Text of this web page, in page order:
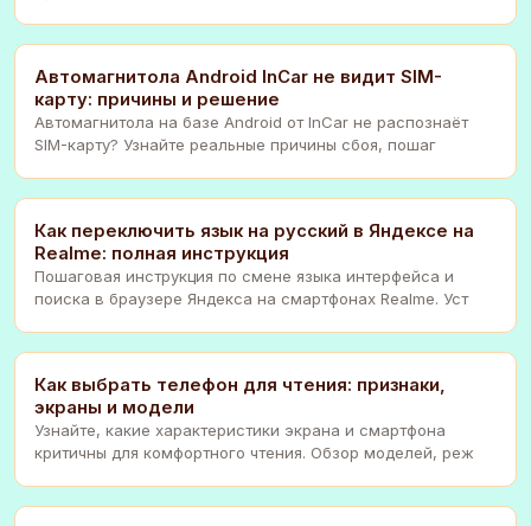
Автомагнитола Android InCar не видит SIM-
карту: причины и решение
Автомагнитола на базе Android от InCar не распознаёт
SIM-карту? Узнайте реальные причины сбоя, пошаг
Как переключить язык на русский в Яндексе на
Realme: полная инструкция
Пошаговая инструкция по смене языка интерфейса и
поиска в браузере Яндекса на смартфонах Realme. Уст
Как выбрать телефон для чтения: признаки,
экраны и модели
Узнайте, какие характеристики экрана и смартфона
критичны для комфортного чтения. Обзор моделей, реж